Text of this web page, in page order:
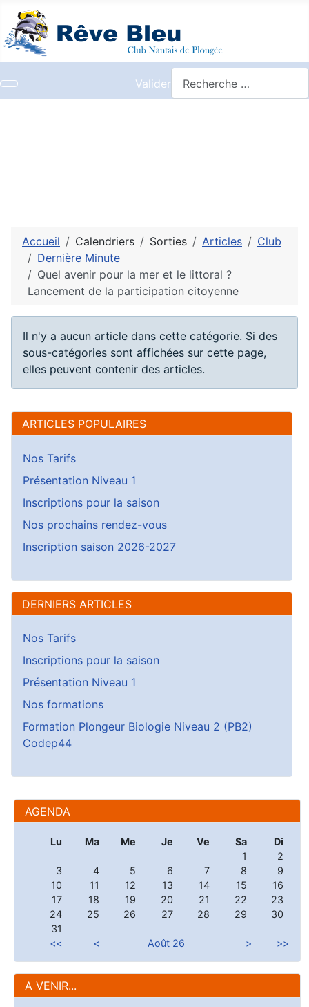
Valider
AGENDA
Lu Ma Me Je Ve Sa
Di
1
2
3
4 5 6 7 8
9
10
11 12 13 14 15
16
17
18 19 20 21 22
23
24
25 26 27 28 29
30
31
<<
< Août 26 > >>
A VENIR...
Accueil Calendriers Sorties Articles
Club
Dernière Minute
Quel avenir pour la mer et le littoral ?
Lancement de la participation citoyenne
Information
Il n'y a aucun article dans cette catégorie. Si des
sous-catégories sont affichées sur cette page,
elles peuvent contenir des articles.
ARTICLES POPULAIRES
Nos Tarifs
Présentation Niveau 1
Inscriptions pour la saison
Nos prochains rendez-vous
Inscription saison 2026-2027
DERNIERS ARTICLES
Nos Tarifs
Inscriptions pour la saison
Présentation Niveau 1
Nos formations
Formation Plongeur Biologie Niveau 2 (PB2)
Codep44